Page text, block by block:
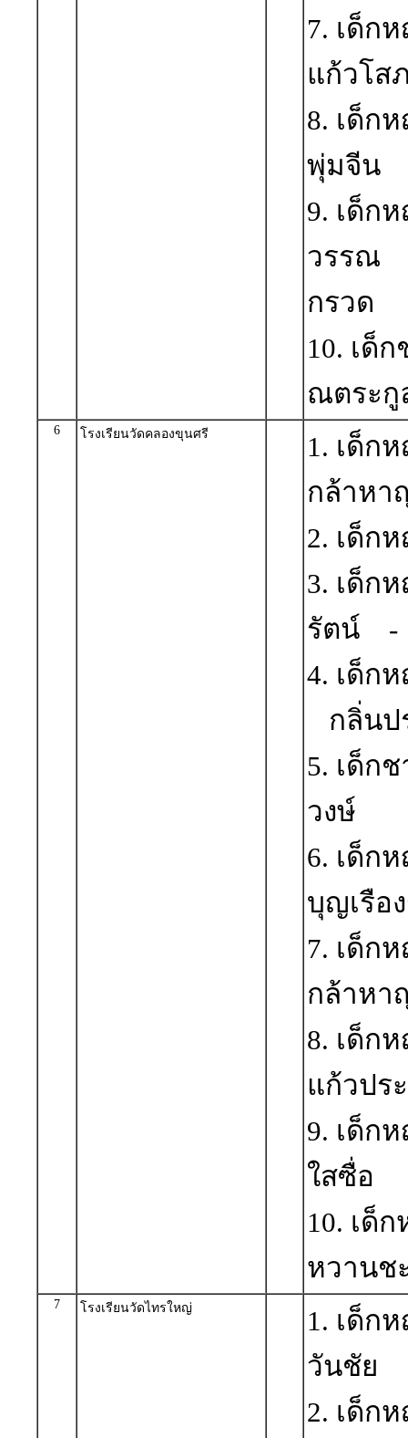
7. เด็
แก้วโส
8. เด็
พุ่มจีน
9. เด็ก
วรรณ
กรวด
10. เด็
ณตระกู
6 โรงเรียนวัดคลองขุนศรี
1. เด็
กล้าหา
2. เด็ก
3. เด็ก
รัตน์ -
4. เด็ก
กลิ่นป
5. เด็ก
วงษ์
6. เด็
บุญเรือ
7. เด็ก
กล้าหา
8. เด็
แก้วปร
9. เด็ก
ใสซื่อ
10. เด็
หวานช
7 โรงเรียนวัดไทรใหญ่
1. เด็ก
วันชัย
2. เด็ก